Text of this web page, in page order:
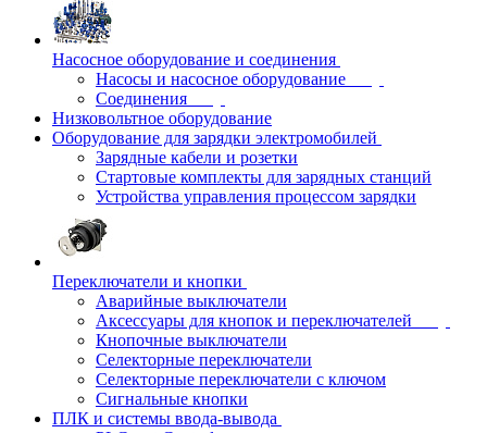
Насосное оборудование и соединения
Насосы и насосное оборудование
Соединения
Низковольтное оборудование
Оборудование для зарядки электромобилей
Зарядные кабели и розетки
Стартовые комплекты для зарядных станций
Устройства управления процессом зарядки
Переключатели и кнопки
Аварийные выключатели
Аксессуары для кнопок и переключателей
Кнопочные выключатели
Селекторные переключатели
Селекторные переключатели с ключом
Сигнальные кнопки
ПЛК и системы ввода-вывода